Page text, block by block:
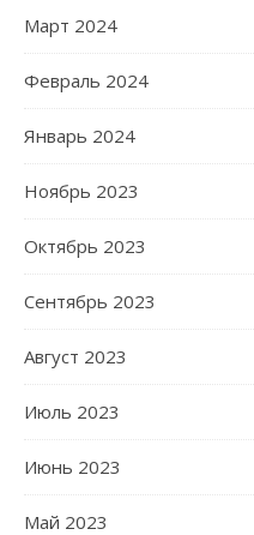
Март 2024
Февраль 2024
Январь 2024
Ноябрь 2023
Октябрь 2023
Сентябрь 2023
Август 2023
Июль 2023
Июнь 2023
Май 2023